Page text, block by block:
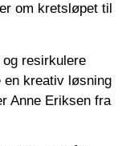
om kretsløpet til
resirkulere
en kreativ løsning
Anne Eriksen fra